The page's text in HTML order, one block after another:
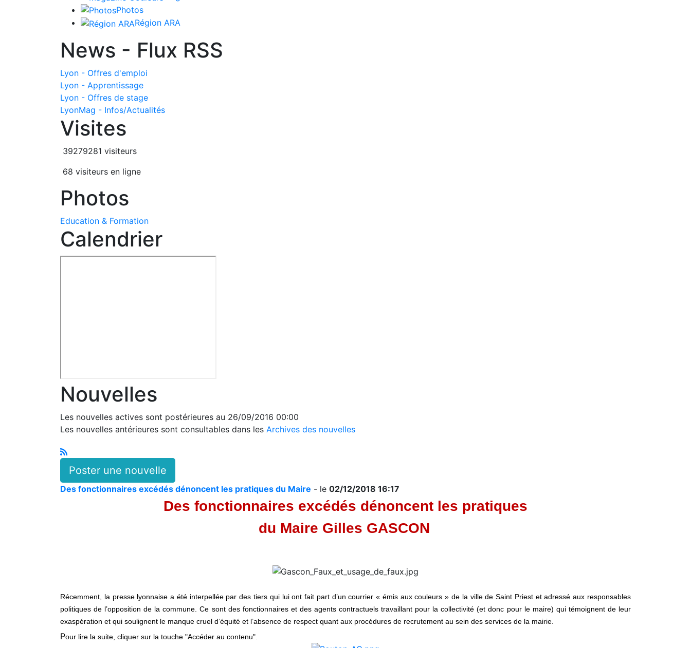
Photos
Région ARA
News - Flux RSS
Lyon - Offres d'emploi
Lyon - Apprentissage
Lyon - Offres de stage
LyonMag - Infos/Actualités
Visites
39279281 visiteurs
68 visiteurs en ligne
Photos
Education & Formation
Calendrier
Nouvelles
Les nouvelles actives sont postérieures au 26/09/2016 00:00
Les nouvelles antérieures sont consultables dans les Archives des nouvelles
Poster une nouvelle
Des fonctionnaires excédés dénoncent les pratiques du Maire - le 02/12/2018 16:17
Des fonctionnaires excédés dénoncent les pratiques
du Maire Gilles GASCON
Récemment, la presse lyonnaise a été interpellée par des tiers qui lui ont fait part d’un courrier « émis aux couleurs » de la ville de Saint Priest et adressé aux responsables
politiques de l’opposition de la commune. Ce sont des fonctionnaires et des agents contractuels travaillant pour la collectivité (et donc pour le maire) qui témoignent de leur
exaspération et qui soulignent le manque cruel d’équité et l’absence de respect quant aux procédures de recrutement au sein des services de la mairie.
Pour lire la suite, cliquer sur la touche "Accéder au contenu".